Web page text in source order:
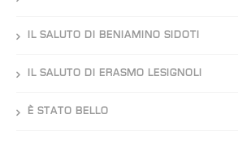
IL SALUTO DI BENIAMINO SIDOTI
IL SALUTO DI ERASMO LESIGNOLI
È STATO BELLO